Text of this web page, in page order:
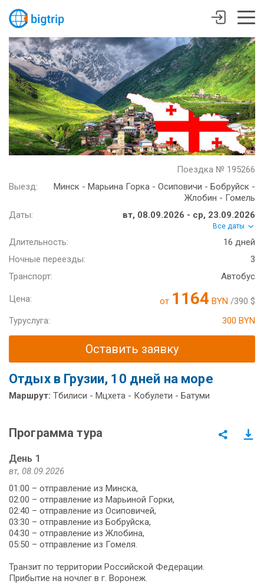
Поездка № 195266
Выезд:
Минск - Марьина Горка - Осиповичи - Бобруйск -
Жлобин - Гомель
Даты:
вт, 08.09.2026 - ср, 23.09.2026
Все даты
Длительность:
16 дней
Ночные переезды:
3
Транспорт:
Автобус
Цена: от 1164 BYN /390 $
Туруслуга:
300 BYN
Оставить заявку
Отдых в Грузии, 10 дней на море
Маршрут: Тбилиси - Мцхета - Кобулети - Батуми
Программа тура
День 1
вт, 08.09.2026
01:00 – отправление из Минска,
02:00 – отправление из Марьиной Горки,
02:40 – отправление из Осиповичей,
03:30 – отправление из Бобруйска,
04:30 – отправление из Жлобина,
05:50 – отправление из Гомеля.
Транзит по территории Российской Федерации.
Прибытие на ночлег в г. Воронеж.